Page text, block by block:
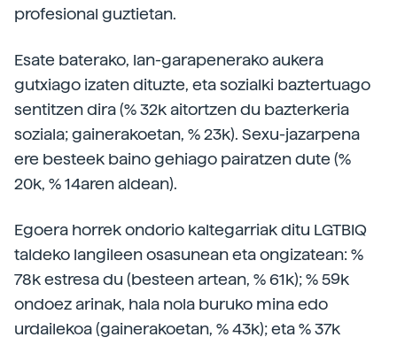
profesional guztietan.
Esate baterako, lan-garapenerako aukera
gutxiago izaten dituzte, eta sozialki baztertuago
sentitzen dira (% 32k aitortzen du bazterkeria
soziala; gainerakoetan, % 23k). Sexu-jazarpena
ere besteek baino gehiago pairatzen dute (%
20k, % 14aren aldean).
Egoera horrek ondorio kaltegarriak ditu LGTBIQ
taldeko langileen osasunean eta ongizatean: %
78k estresa du (besteen artean, % 61k); % 59k
ondoez arinak, hala nola buruko mina edo
urdailekoa (gainerakoetan, % 43k); eta % 37k